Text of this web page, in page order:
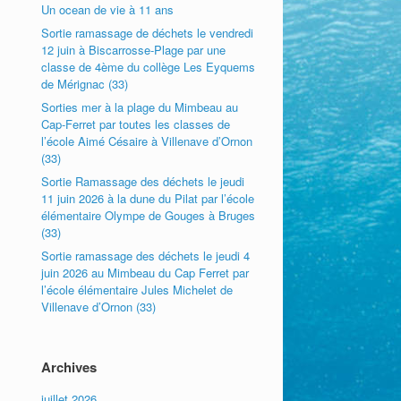
Un ocean de vie à 11 ans
Sortie ramassage de déchets le vendredi
12 juin à Biscarrosse-Plage par une
classe de 4ème du collège Les Eyquems
de Mérignac (33)
Sorties mer à la plage du Mimbeau au
Cap-Ferret par toutes les classes de
l’école Aimé Césaire à Villenave d’Ornon
(33)
Sortie Ramassage des déchets le jeudi
11 juin 2026 à la dune du Pilat par l’école
élémentaire Olympe de Gouges à Bruges
(33)
Sortie ramassage des déchets le jeudi 4
juin 2026 au Mimbeau du Cap Ferret par
l’école élémentaire Jules Michelet de
Villenave d’Ornon (33)
Archives